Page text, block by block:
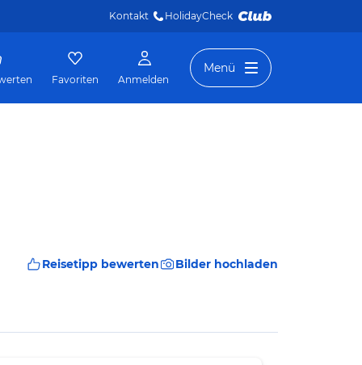
Kontakt HolidayCheck
Favoriten Anmelden
Menü
Reisetipp bewerten Bilder hochladen